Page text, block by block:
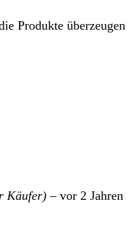
Produkte überzeugen
Käufer) – vor 2 Jahren